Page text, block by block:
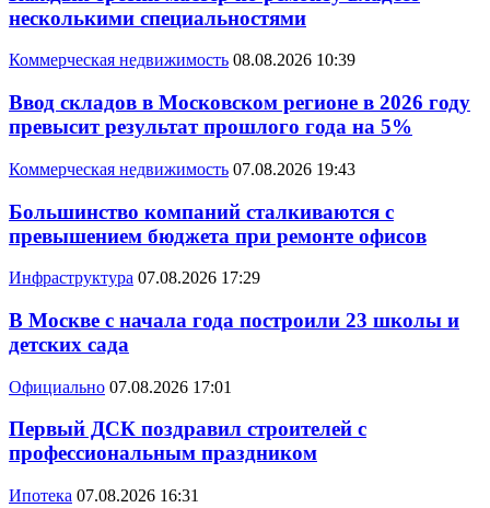
несколькими специальностями
Коммерческая недвижимость 08.08.2026 10:39
Ввод складов в Московском регионе в 2026 году
превысит результат прошлого года на 5%
Коммерческая недвижимость 07.08.2026 19:43
Большинство компаний сталкиваются с
превышением бюджета при ремонте офисов
Инфраструктура 07.08.2026 17:29
В Москве с начала года построили 23 школы и
детских сада
Официально 07.08.2026 17:01
Первый ДСК поздравил строителей с
профессиональным праздником
Ипотека 07.08.2026 16:31